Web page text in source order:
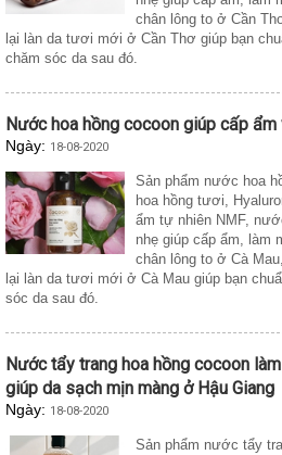
chân lông to ở Cần
lại làn da tươi mới ở Cần Thơ giúp bạn
chăm sóc da sau đó.
Nước hoa hồng cocoon giúp cấp
Ngày: 18-08-2020
Sản phẩm nước hoa
hoa hồng tươi,
ẩm tự nhiên NMF,
nhẹ giúp cấp ẩm, làm
chân lông to ở Cà
lại làn da tươi mới ở Cà Mau giúp bạn
sóc da sau đó.
Nước tẩy trang hoa hồng cocoon
giúp da sạch mịn màng ở Hậu Giang
Ngày: 18-08-2020
Sản phẩm nước tẩy